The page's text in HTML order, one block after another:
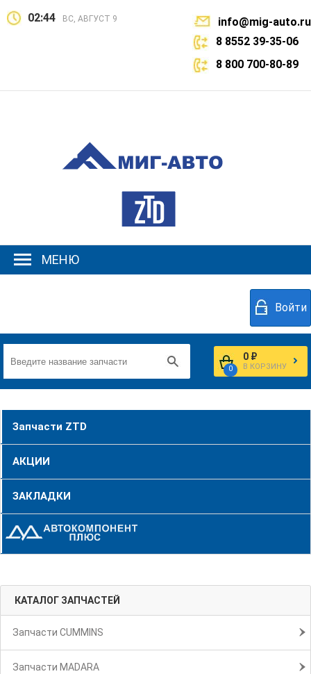
02:44 ВС, АВГУСТ 9
info@mig-auto.ru
8 8552 39-35-06
8 800 700-80-89
МЕНЮ
Войти
0
0 ₽
В КОРЗИНУ
Запчасти ZTD
АКЦИИ
ЗАКЛАДКИ
КАТАЛОГ ЗАПЧАСТЕЙ
Запчасти CUMMINS
Запчасти MADARA